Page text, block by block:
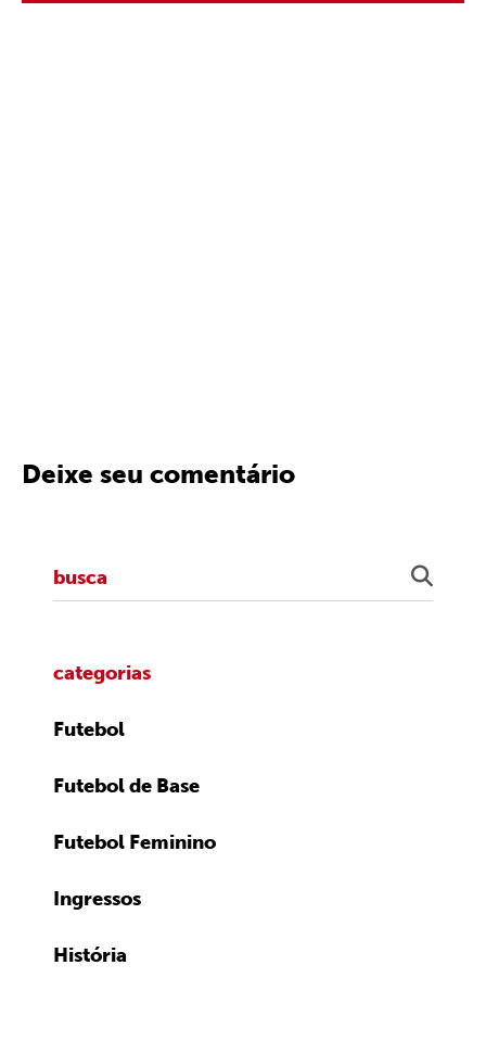
Deixe seu comentário
categorias
Futebol
Futebol de Base
Futebol Feminino
Ingressos
História